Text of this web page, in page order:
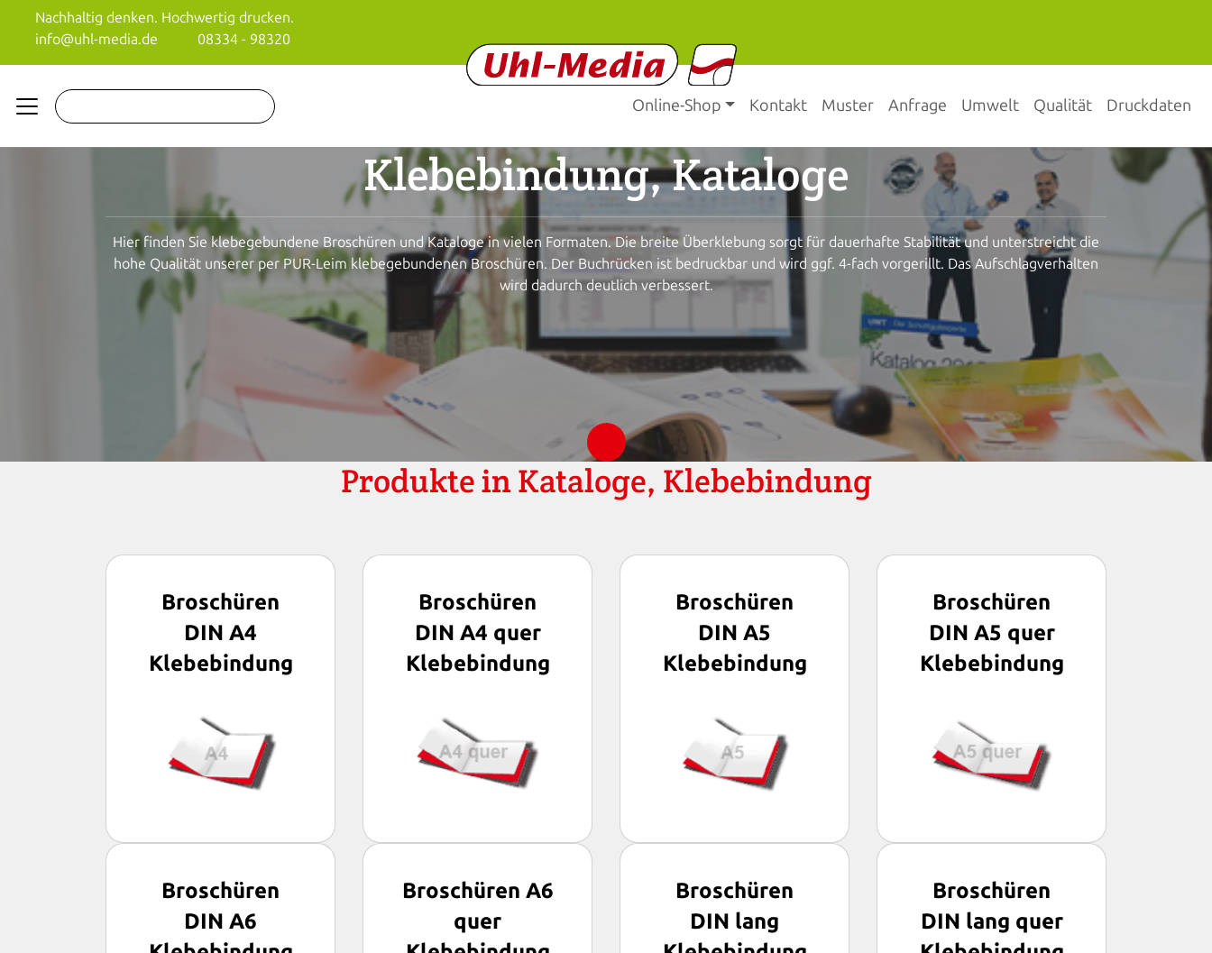
Nachhaltig denken. Hochwertig drucken.
info@uhl-media.de
08334 - 98320
Online-Shop Kontakt Muster Anfrage Umwelt Qualität Druckdaten
Klebebindung, Kataloge
Hier finden Sie klebegebundene Broschüren und Kataloge in vielen Formaten. Die breite Überklebung sorgt für dauerhafte Stabilität und unterstreicht die
hohe Qualität unserer per PUR-Leim klebegebundenen Broschüren. Der Buchrücken ist bedruckbar und wird ggf. 4-fach vorgerillt. Das Aufschlagverhalten
wird dadurch deutlich verbessert.
Produkte in Kataloge, Klebebindung
Broschüren
DIN A4
Klebebindung
Broschüren
DIN A4 quer
Klebebindung
Broschüren
DIN A5
Klebebindung
Broschüren
DIN A5 quer
Klebebindung
Broschüren
DIN A6
Broschüren A6
quer
Broschüren
DIN lang
Broschüren
DIN lang quer